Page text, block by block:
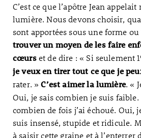
C’est ce que l’apôtre Jean
lumière. Nous devons choisir,
sont apportées sous une forme
trouver un moyen de les faire
cœurset de dire : « Si seulement
je veux en tirer tout ce que je
rater. »C’est aimer la lumière. «
Oui, je sais combien je suis faible.
combien de fois j’ai échoué. Oui,
suis insensé, stupide et ridicule.
à saisir cette graine et à